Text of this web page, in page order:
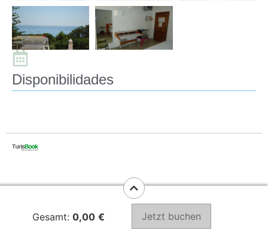
Disponibilidades
Gesamt:0,00 € Jetzt buchen